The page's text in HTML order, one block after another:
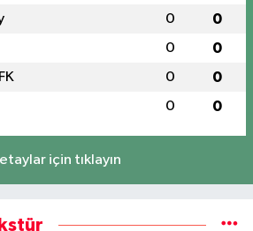
0 0
0 0
0 0
0 0
için tıklayın